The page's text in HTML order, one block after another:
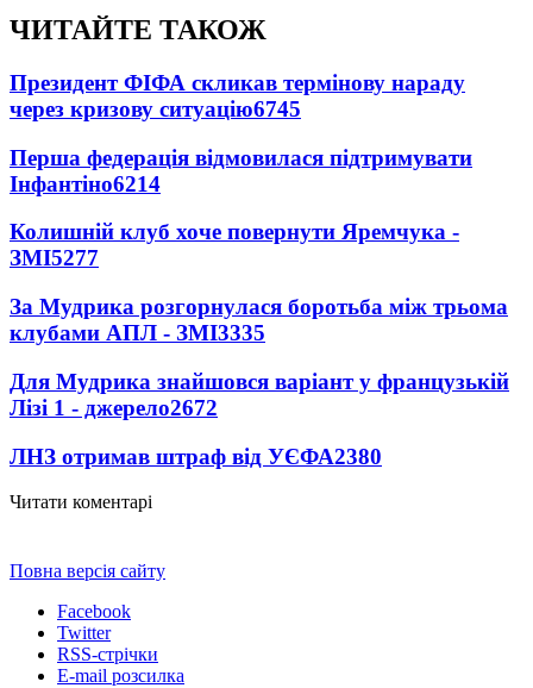
ЧИТАЙТЕ ТАКОЖ
Президент ФІФА скликав термінову нараду
через кризову ситуацію6745
Перша федерація відмовилася підтримувати
Інфантіно6214
Колишній клуб хоче повернути Яремчука -
ЗМІ5277
За Мудрика розгорнулася боротьба між трьома
клубами АПЛ - ЗМІ3335
Для Мудрика знайшовся варіант у французькій
Лізі 1 - джерело2672
ЛНЗ отримав штраф від УЄФА2380
Читати коментарі
Повна версія сайту
Facebook
Twitter
RSS-стрічки
E-mail розсилка